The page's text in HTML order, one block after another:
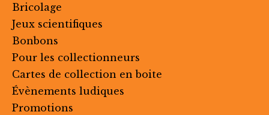
Bricolage
Jeux scientifiques
Bonbons
Pour les collectionneurs
Cartes de collection en boite
Évènements ludiques
Promotions